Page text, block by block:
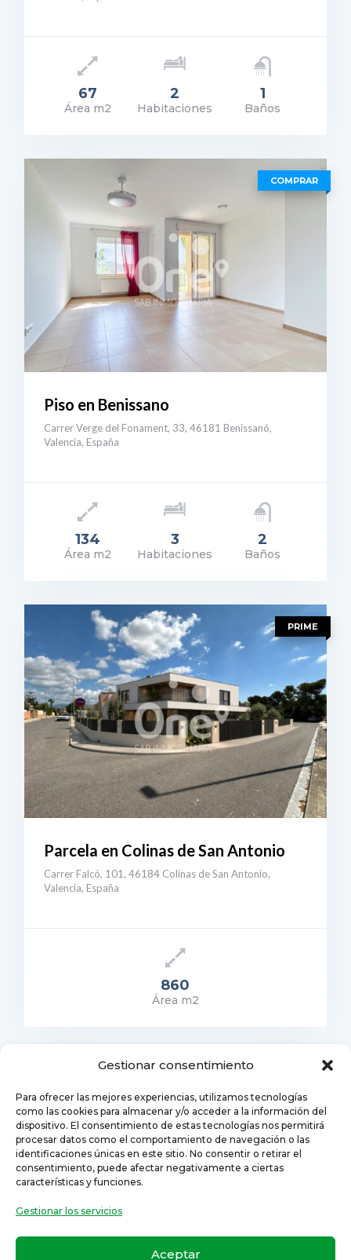
Gestionar consentimiento
Para ofrecer las mejores experiencias, utilizamos tecnologías
como las cookies para almacenar y/o acceder a la información del
dispositivo. El consentimiento de estas tecnologías nos permitirá
procesar datos como el comportamiento de navegación o las
identificaciones únicas en este sitio. No consentir o retirar el
consentimiento, puede afectar negativamente a ciertas
características y funciones.
Gestionar los servicios
Aceptar
DETALLES
67
Área m2
2
Habitaciones
1
Baños
COMPRAR
DETALLES
Piso en Benissano
Carrer Verge del Fonament, 33, 46181 Benissanó,
Valencia, España
134
Área m2
3
Habitaciones
2
Baños
PRIME
Parcela en Colinas de San Antonio
Carrer Falcó, 101, 46184 Colinas de San Antonio,
Valencia, España
860
Área m2
Todos los derechos reservados